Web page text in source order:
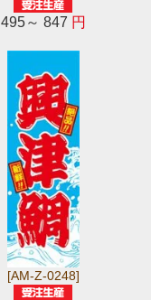
495～ 847 円
[AM-Z-0248]